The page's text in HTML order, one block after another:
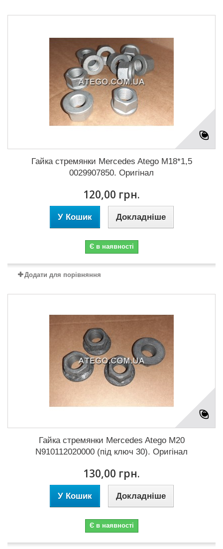
Гайка стремянки Mercedes Atego M18*1,5
0029907850. Оригінал
120,00 грн.
У Кошик Докладніше
Є в наявності
Додати для порівняння
Гайка стремянки Mercedes Atego M20
N910112020000 (під ключ 30). Оригінал
130,00 грн.
У Кошик Докладніше
Є в наявності